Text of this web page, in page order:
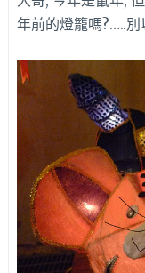
年前的燈籠嗎?…..別